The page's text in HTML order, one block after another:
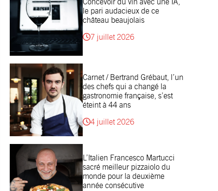
le pari audacieux de ce
château beaujolais
7 juillet 2026
Carnet / Bertrand Grébaut, l’un
des chefs qui a changé la
gastronomie française, s’est
éteint à 44 ans
4 juillet 2026
L’Italien Francesco Martucci
sacré meilleur pizzaiolo du
monde pour la deuxième
année consécutive